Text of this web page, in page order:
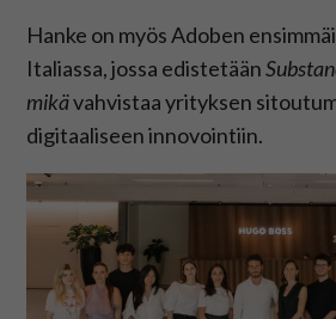
Hanke on myös Adoben
Italiassa, jossa edistetään
mikävahvistaa yrityksen
digitaaliseen innovointiin.